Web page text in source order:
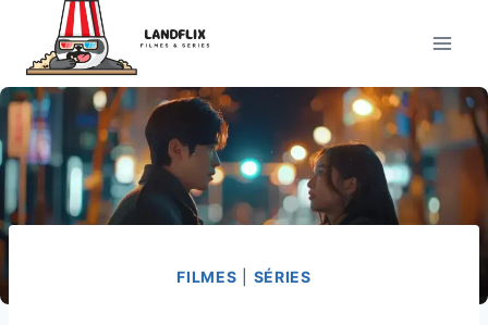
Conteúdo
FILMES SÉRIES